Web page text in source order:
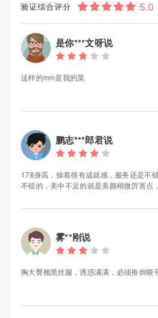
验证综合评分
是你***文呀说
这样的mm是我的菜
鹏志***郎君说
178身高，操着很有成就感，服务还是不
不错的，美中不足的就是美颜稍微厉害点
雾**刚说
胸大臀翘黑丝腿，诱惑满满，必须推倒狠